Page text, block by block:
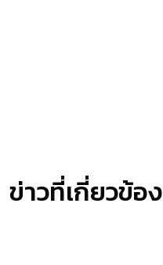
ข่าวที่เกี่ยวข้อง